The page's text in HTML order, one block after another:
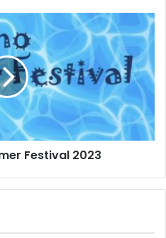
Festival 2023